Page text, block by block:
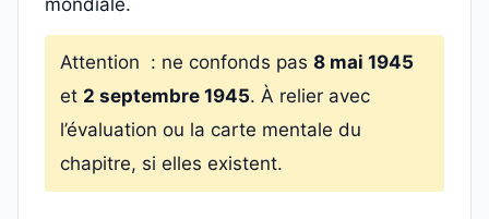
mondiale.
Attention : ne confonds pas 8 mai 1945
et 2 septembre 1945. À relier avec
l’évaluation ou la carte mentale du
chapitre, si elles existent.